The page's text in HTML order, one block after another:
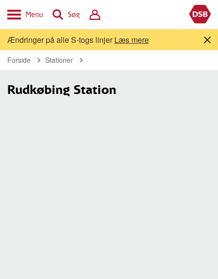
Menu Søg
Ændringer på alle S-togs linjerLæs mere
Forside Stationer
Rudkøbing Station